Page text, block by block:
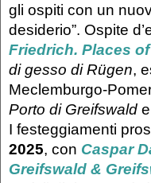
gli ospiti con un
desiderio”. Ospite
Friedrich. Places
di gesso di Rügen,
Meclemburgo-
Porto di Greifswald
I festeggiamenti
2025, con Caspar
Greifswald &